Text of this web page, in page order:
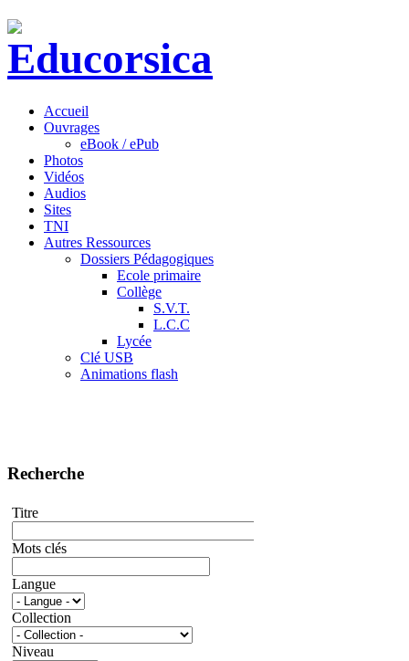
Accueil
Ouvrages
eBook / ePub
Photos
Vidéos
Audios
Sites
TNI
Autres Ressources
Dossiers Pédagogiques
Ecole primaire
Collège
S.V.T.
L.C.C
Lycée
Clé USB
Animations flash
Recherche
Titre
Mots clés
Langue
Collection
Niveau